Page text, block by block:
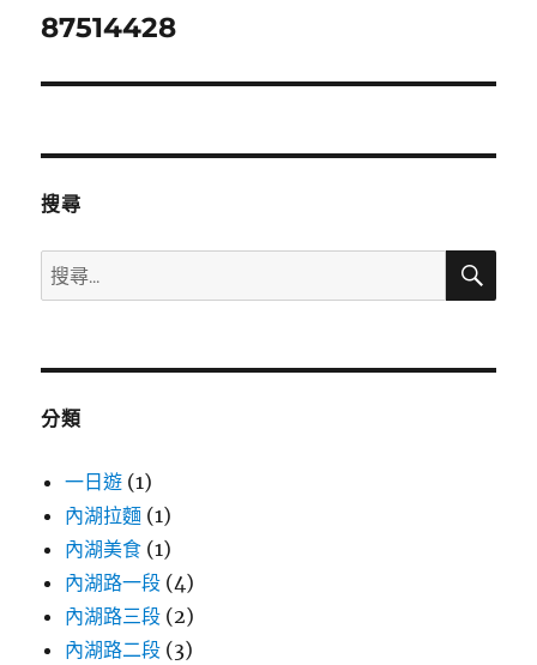
章:
下
篇
章:
87514428
搜尋
搜
尋
鍵
搜
分類
一日遊 (1)
內湖拉麵 (1)
內湖美食 (1)
內湖路一段 (4)
內湖路三段 (2)
內湖路二段 (3)